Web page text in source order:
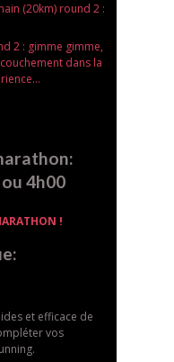
(20km) round 2 :
2 : gimme gimme,
dans la
4h00
!
et efficace de
vos